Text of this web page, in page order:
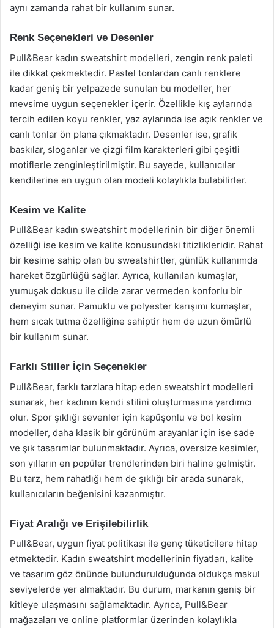
aynı zamanda rahat bir kullanım sunar.
Renk Seçenekleri ve Desenler
Pull&Bear kadın sweatshirt modelleri, zengin renk paleti
ile dikkat çekmektedir. Pastel tonlardan canlı renklere
kadar geniş bir yelpazede sunulan bu modeller, her
mevsime uygun seçenekler içerir. Özellikle kış aylarında
tercih edilen koyu renkler, yaz aylarında ise açık renkler ve
canlı tonlar ön plana çıkmaktadır. Desenler ise, grafik
baskılar, sloganlar ve çizgi film karakterleri gibi çeşitli
motiflerle zenginleştirilmiştir. Bu sayede, kullanıcılar
kendilerine en uygun olan modeli kolaylıkla bulabilirler.
Kesim ve Kalite
Pull&Bear kadın sweatshirt modellerinin bir diğer önemli
özelliği ise kesim ve kalite konusundaki titizlikleridir. Rahat
bir kesime sahip olan bu sweatshirtler, günlük kullanımda
hareket özgürlüğü sağlar. Ayrıca, kullanılan kumaşlar,
yumuşak dokusu ile cilde zarar vermeden konforlu bir
deneyim sunar. Pamuklu ve polyester karışımı kumaşlar,
hem sıcak tutma özelliğine sahiptir hem de uzun ömürlü
bir kullanım sunar.
Farklı Stiller İçin Seçenekler
Pull&Bear, farklı tarzlara hitap eden sweatshirt modelleri
sunarak, her kadının kendi stilini oluşturmasına yardımcı
olur. Spor şıklığı sevenler için kapüşonlu ve bol kesim
modeller, daha klasik bir görünüm arayanlar için ise sade
ve şık tasarımlar bulunmaktadır. Ayrıca, oversize kesimler,
son yılların en popüler trendlerinden biri haline gelmiştir.
Bu tarz, hem rahatlığı hem de şıklığı bir arada sunarak,
kullanıcıların beğenisini kazanmıştır.
Fiyat Aralığı ve Erişilebilirlik
Pull&Bear, uygun fiyat politikası ile genç tüketicilere hitap
etmektedir. Kadın sweatshirt modellerinin fiyatları, kalite
ve tasarım göz önünde bulundurulduğunda oldukça makul
seviyelerde yer almaktadır. Bu durum, markanın geniş bir
kitleye ulaşmasını sağlamaktadır. Ayrıca, Pull&Bear
mağazaları ve online platformlar üzerinden kolaylıkla